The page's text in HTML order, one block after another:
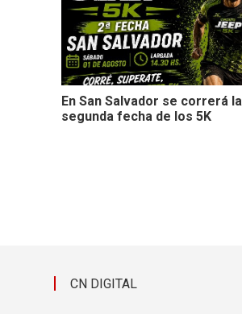
En San Salvador se correrá la
segunda fecha de los 5K
CN DIGITAL